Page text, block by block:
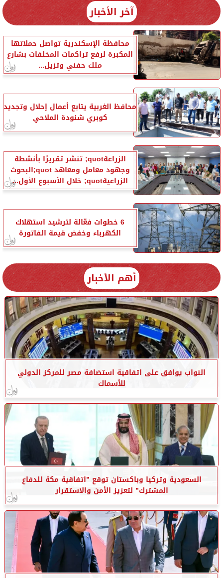
آخر الأخبار
محافظة الإسكندرية تواصل حملاتها
المكبرة لرفع تراكمات المخلفات بشارع
ملك حفني وتزيل...
محافظ الغربية يتابع أعمال إحلال وتجديد
كوبري شنودة الملاحي
الزراعةquot; تنشر تقريرًا بأنشطة
وجهود معامل ومعاهد quot;البحوث
الزراعيةquot; خلال الأسبوع الأول...
6 خطوات فعّالة لترشيد استهلاك
الكهرباء وخفض قيمة الفاتورة
أهم الأخبار
النواب يوافق على اتفاقية استضافة مصر للمركز الدولي
للأسماك
السعودية وتركيا وباكستان توقع ”اتفاقية مكة للدفاع
المشترك” لتعزيز الأمن والاستقرار